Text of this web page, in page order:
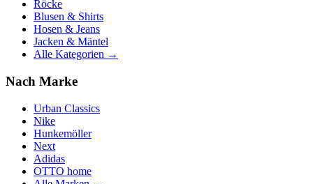
Röcke
Blusen & Shirts
Hosen & Jeans
Jacken & Mäntel
Alle Kategorien →
Nach Marke
Urban Classics
Nike
Hunkemöller
Next
Adidas
OTTO home